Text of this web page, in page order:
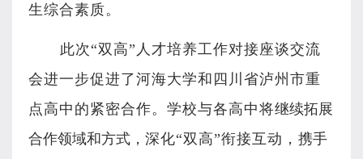
生综合素质。
此次 “双高”人才培养工作对接座谈交流
会进一步促进了河海大学和四川省泸州市重
点高中的紧密合作。 学校与各高中将继续拓展
合作领域和方式， 深化“双高”衔接互动， 携手